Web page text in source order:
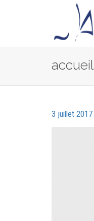
accueil
3 juillet 2017